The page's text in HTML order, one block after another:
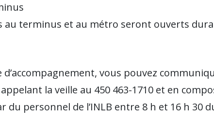
au terminus et au métro seront ouverts
vous pouvez
la veille au 450 463-1710 et en
du personnel de l’INLB entre 8 h et 16 h 30